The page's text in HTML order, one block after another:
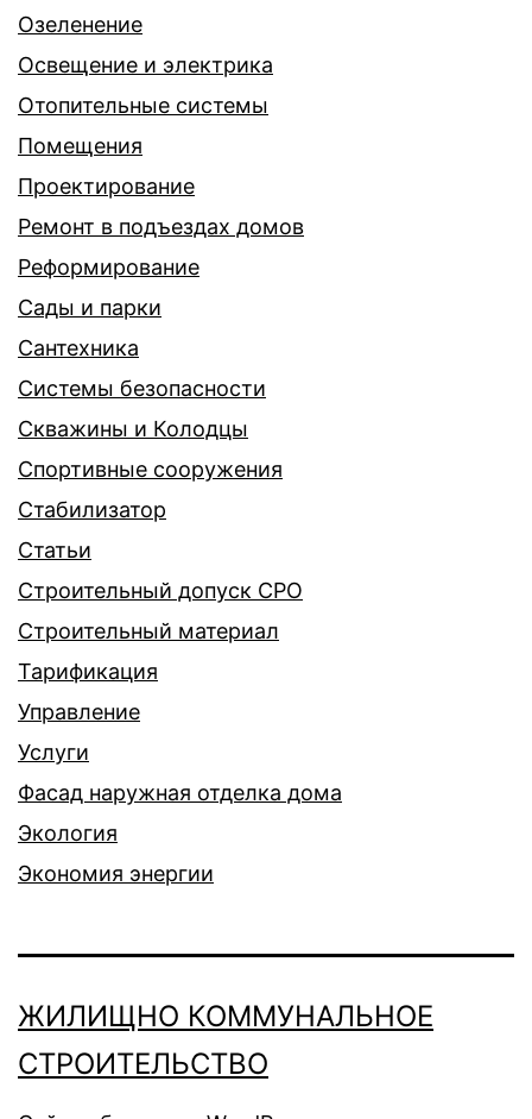
Озеленение
Освещение и электрика
Отопительные системы
Помещения
Проектирование
Ремонт в подъездах домов
Реформирование
Сады и парки
Сантехника
Системы безопасности
Скважины и Колодцы
Спортивные сооружения
Стабилизатор
Статьи
Строительный допуск СРО
Строительный материал
Тарификация
Управление
Услуги
Фасад наружная отделка дома
Экология
Экономия энергии
ЖИЛИЩНО КОММУНАЛЬНОЕ
СТРОИТЕЛЬСТВО